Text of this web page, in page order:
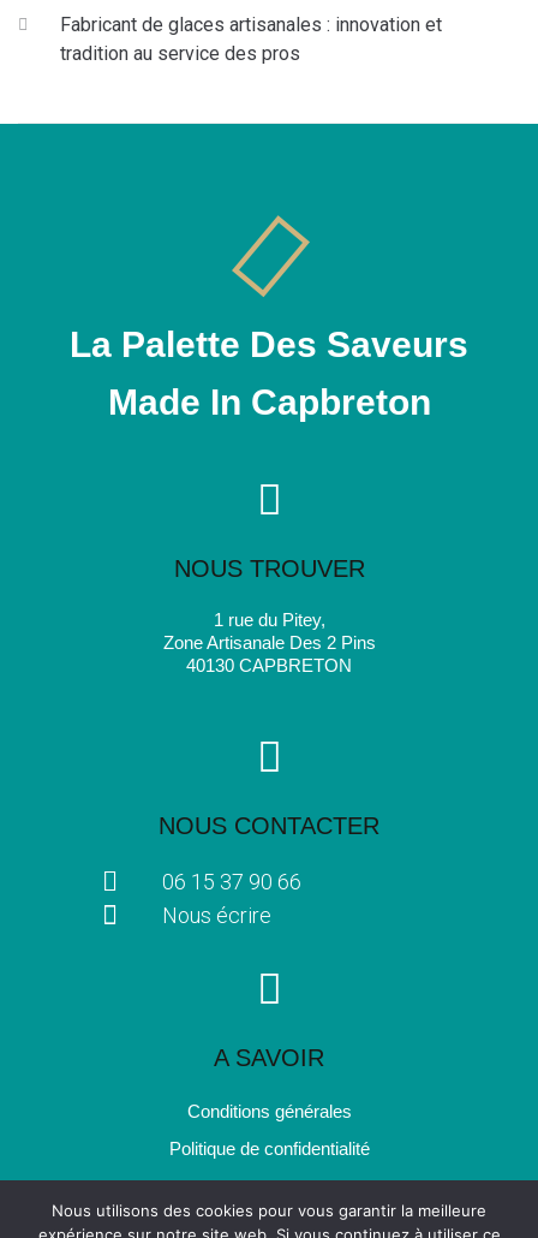
Fabricant de glaces artisanales : innovation et
tradition au service des pros
La Palette Des Saveurs
Made In Capbreton
NOUS TROUVER
1 rue du Pitey,
Zone Artisanale Des 2 Pins
40130 CAPBRETON
NOUS CONTACTER
06 15 37 90 66
Nous écrire
A SAVOIR
Conditions générales
Politique de confidentialité
Nous utilisons des cookies pour vous garantir la meilleure